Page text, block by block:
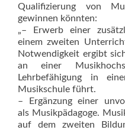
Qualifizierung von
gewinnen könnten:
„– Erwerb einer
einem zweiten
Notwendigkeit ergibt
an einer
Lehrbefähigung in
Musikschule führt.
– Ergänzung einer
als Musikpädagoge.
auf dem zweiten